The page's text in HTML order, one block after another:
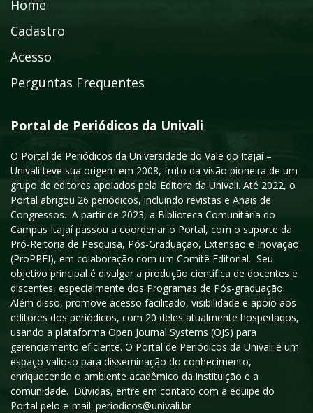
Home
Cadastro
Acesso
Perguntas Frequentes
Portal de Periódicos da Univali
O Portal de Periódicos da Universidade do Vale do Itajaí –
Univali teve sua origem em 2008, fruto da visão pioneira de um
grupo de editores apoiados pela Editora da Univali. Até 2022, o
Portal abrigou 26 periódicos, incluindo revistas e Anais de
Congressos. A partir de 2023, a Biblioteca Comunitária do
Campus Itajaí passou a coordenar o Portal, com o suporte da
Pró-Reitoria de Pesquisa, Pós-Graduação, Extensão e Inovação
(ProPPEI), em colaboração com um Comitê Editorial. Seu
objetivo principal é divulgar a produção científica de docentes e
discentes, especialmente dos Programas de Pós-graduação.
Além disso, promove acesso facilitado, visibilidade e apoio aos
editores dos periódicos, com 20 deles atualmente hospedados,
usando a plataforma Open Journal Systems (OJS) para
gerenciamento eficiente. O Portal de Periódicos da Univali é um
espaço valioso para disseminação do conhecimento,
enriquecendo o ambiente acadêmico da instituição e a
comunidade. Dúvidas, entre em contato com a equipe do
Portal pelo e-mail: periodicos@univali.br